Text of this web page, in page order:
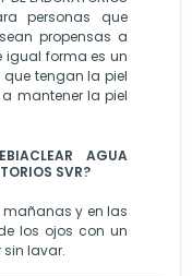
personas que
propensas a
igual forma es un
tengan la piel
mantener la piel
AGUA
SVR?
y en las
los ojos con un
lavar.